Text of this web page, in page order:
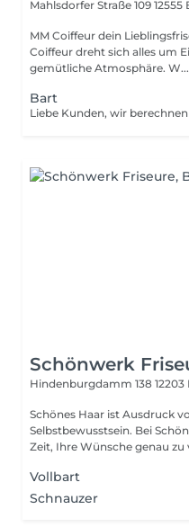
Mahlsdorfer Straße 109 12555
MM Coiffeur dein Lieblingsfriseur
Coiffeur dreht sich alles um
gemütliche Atmosphäre. W...
Bart
Schönwerk
Hindenburgdamm 138
Schönes Haar ist Ausdruck
Selbstbewusstsein. Bei
Zeit, Ihre Wünsche genau zu
Vollbart
Schnauzer